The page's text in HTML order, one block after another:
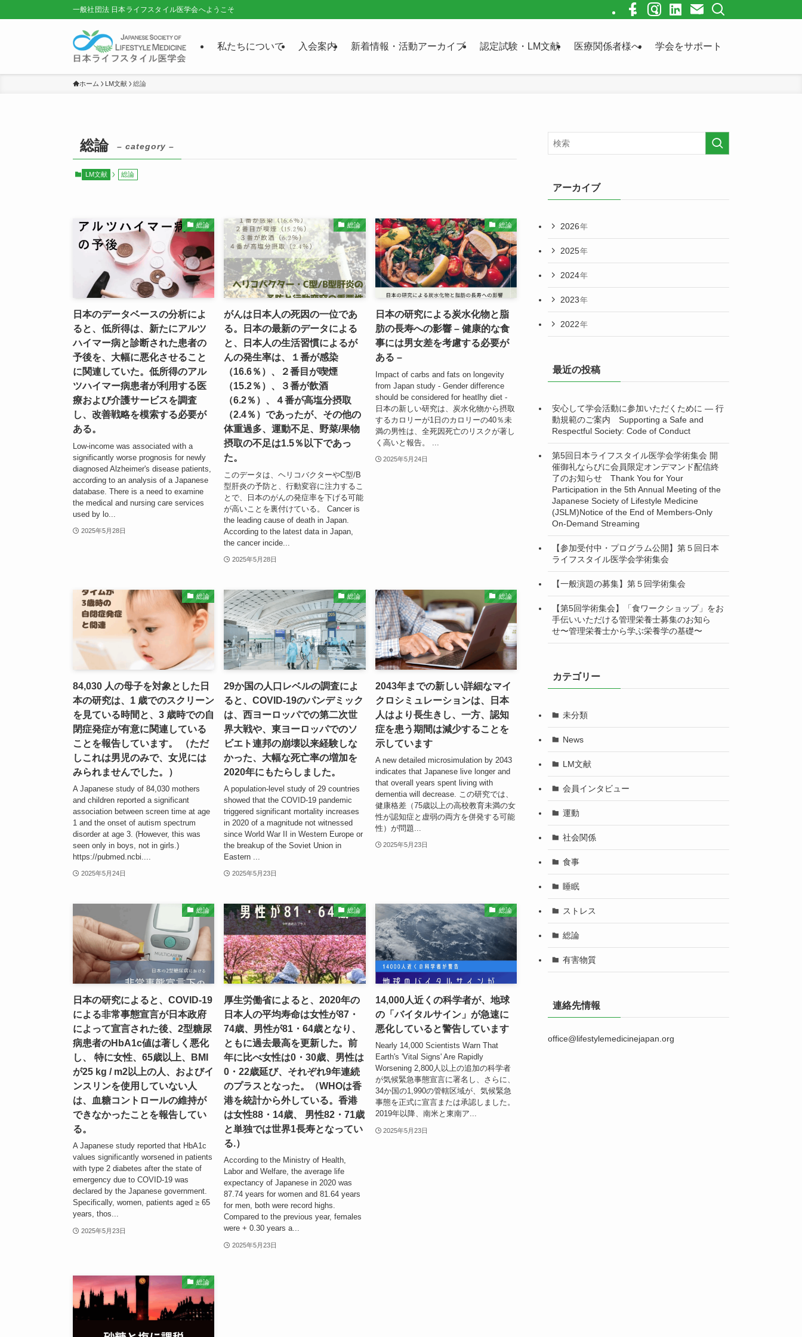
一般社団法 日本ライフスタイル医学会へようこそ
私たちについて 入会案内 新着情報・活動アーカイブ 認定試験・LM文献 医療関係者様へ 学会をサポート
ホーム LM文献 総論
総論 – category –
LM文献 総論
総論
日本のデータベースの分析によ
ると、低所得は、新たにアルツ
ハイマー病と診断された患者の
予後を、大幅に悪化させること
に関連していた。低所得のアル
ツハイマー病患者が利用する医
療および介護サービスを調査
し、改善戦略を模索する必要が
ある。
Low-income was associated with a
significantly worse prognosis for newly
diagnosed Alzheimer's disease patients,
according to an analysis of a Japanese
database. There is a need to examine
the medical and nursing care services
used by lo...
2025年5月28日
総論
がんは日本人の死因の一位であ
る。日本の最新のデータによる
と、日本人の生活習慣によるが
んの発生率は、１番が感染
（16.6％）、２番目が喫煙
（15.2％）、３番が飲酒
（6.2％）、４番が高塩分摂取
（2.4％）であったが、その他の
体重過多、運動不足、野菜/果物
摂取の不足は1.5％以下であっ
た。
このデータは、ヘリコバクターやC型/B
型肝炎の予防と、行動変容に注力するこ
とで、日本のがんの発症率を下げる可能
が高いことを裏付けている。 Cancer is
the leading cause of death in Japan.
According to the latest data in Japan,
the cancer incide...
2025年5月28日
総論
日本の研究による炭水化物と脂
肪の長寿への影響 – 健康的な食
事には男女差を考慮する必要が
ある –
Impact of carbs and fats on longevity
from Japan study - Gender difference
should be considered for heatlhy diet -
日本の新しい研究は、炭水化物から摂取
するカロリーが1日のカロリーの40％未
満の男性は、全死因死亡のリスクが著し
く高いと報告。 ...
2025年5月24日
総論
84,030 人の母子を対象とした日
本の研究は、1 歳でのスクリーン
を見ている時間と、3 歳時での自
閉症発症が有意に関連している
ことを報告しています。 （ただ
しこれは男児のみで、女児には
みられませんでした。）
A Japanese study of 84,030 mothers
and children reported a significant
association between screen time at age
1 and the onset of autism spectrum
disorder at age 3. (However, this was
seen only in boys, not in girls.)
https://pubmed.ncbi....
2025年5月24日
総論
29か国の人口レベルの調査によ
ると、COVID-19のパンデミック
は、西ヨーロッパでの第二次世
界大戦や、東ヨーロッパでのソ
ビエト連邦の崩壊以来経験しな
かった、大幅な死亡率の増加を
2020年にもたらしました。
A population-level study of 29 countries
showed that the COVID-19 pandemic
triggered significant mortality increases
in 2020 of a magnitude not witnessed
since World War II in Western Europe or
the breakup of the Soviet Union in
Eastern ...
2025年5月23日
総論
2043年までの新しい詳細なマイ
クロシミュレーションは、日本
人はより長生きし、一方、認知
症を患う期間は減少することを
示しています
A new detailed microsimulation by 2043
indicates that Japanese live longer and
that overall years spent living with
dementia will decrease. この研究では、
健康格差（75歳以上の高校教育未満の女
性が認知症と虚弱の両方を併発する可能
性）が問題...
2025年5月23日
総論
日本の研究によると、COVID-19
による非常事態宣言が日本政府
によって宣言された後、2型糖尿
病患者のHbA1c値は著しく悪化
し、 特に女性、65歳以上、BMI
が25 kg / m2以上の人、およびイ
ンスリンを使用していない人
は、血糖コントロールの維持が
できなかったことを報告してい
る。
A Japanese study reported that HbA1c
values significantly worsened in patients
with type 2 diabetes after the state of
emergency due to COVID-19 was
declared by the Japanese government.
Specifically, women, patients aged ≥ 65
years, thos...
2025年5月23日
総論
厚生労働省によると、2020年の
日本人の平均寿命は女性が87・
74歳、男性が81・64歳となり、
ともに過去最高を更新した。前
年に比べ女性は0・30歳、男性は
0・22歳延び、それぞれ9年連続
のプラスとなった。（WHOは香
港を統計から外している。香港
は女性88・14歳、 男性82・71歳
と単独では世界1長寿となってい
る.）
According to the Ministry of Health,
Labor and Welfare, the average life
expectancy of Japanese in 2020 was
87.74 years for women and 81.64 years
for men, both were record highs.
Compared to the previous year, females
were + 0.30 years a...
2025年5月23日
総論
14,000人近くの科学者が、地球
の「バイタルサイン」が急速に
悪化していると警告しています
Nearly 14,000 Scientists Warn That
Earth's 'Vital Signs' Are Rapidly
Worsening 2,800人以上の追加の科学者
が気候緊急事態宣言に署名し、さらに、
34か国の1,990の管轄区域が、気候緊急
事態を正式に宣言または承認しました。
2019年以降、南米と東南ア...
2025年5月23日
総論
アーカイブ
2026年
2025年
2024年
2023年
2022年
最近の投稿
安心して学会活動に参加いただくために ― 行
動規範のご案内 Supporting a Safe and
Respectful Society: Code of Conduct
第5回日本ライフスタイル医学会学術集会 開
催御礼ならびに会員限定オンデマンド配信終
了のお知らせ Thank You for Your
Participation in the 5th Annual Meeting of the
Japanese Society of Lifestyle Medicine
(JSLM)Notice of the End of Members-Only
On-Demand Streaming
【参加受付中・プログラム公開】第５回日本
ライフスタイル医学会学術集会
【一般演題の募集】第５回学術集会
【第5回学術集会】「食ワークショップ」をお
手伝いいただける管理栄養士募集のお知ら
せ〜管理栄養士から学ぶ栄養学の基礎〜
カテゴリー
未分類
News
LM文献
会員インタビュー
運動
社会関係
食事
睡眠
ストレス
総論
有害物質
連絡先情報
office@lifestylemedicinejapan.org